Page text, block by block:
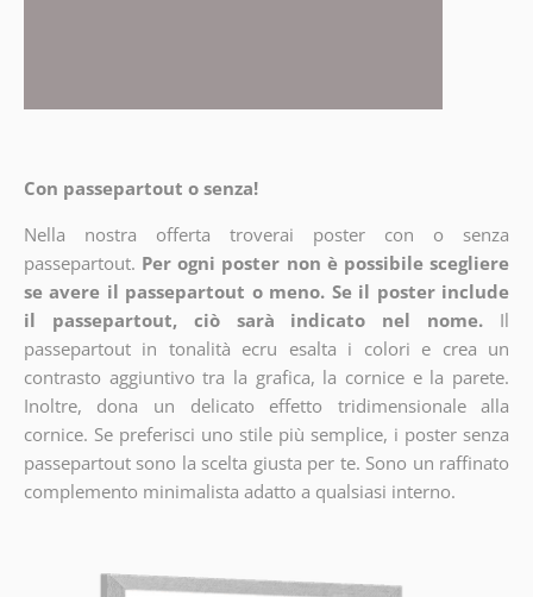
Con passepartout o senza!
Nella nostra offerta troverai poster con o senza
passepartout. Per ogni poster non è possibile scegliere
se avere il passepartout o meno. Se il poster include
il passepartout, ciò sarà indicato nel nome.
Il
passepartout in tonalità ecru esalta i colori e crea un
contrasto aggiuntivo tra la grafica, la cornice e la parete.
Inoltre, dona un delicato effetto tridimensionale alla
cornice. Se preferisci uno stile più semplice, i poster senza
passepartout sono la scelta giusta per te. Sono un raffinato
complemento minimalista adatto a qualsiasi interno.